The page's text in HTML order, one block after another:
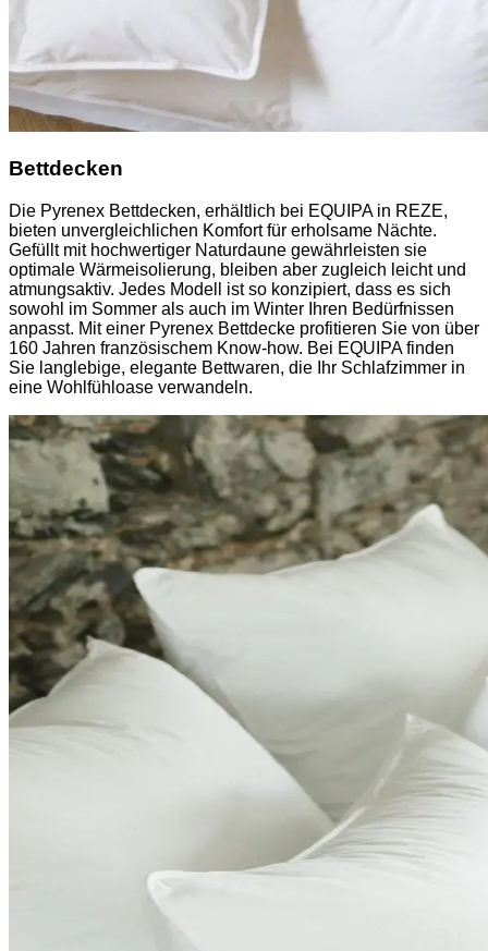
Bettdecken
Die Pyrenex Bettdecken, erhältlich bei EQUIPA in REZE,
bieten unvergleichlichen Komfort für erholsame Nächte.
Gefüllt mit hochwertiger Naturdaune gewährleisten sie
optimale Wärmeisolierung, bleiben aber zugleich leicht und
atmungsaktiv. Jedes Modell ist so konzipiert, dass es sich
sowohl im Sommer als auch im Winter Ihren Bedürfnissen
anpasst. Mit einer Pyrenex Bettdecke profitieren Sie von über
160 Jahren französischem Know-how. Bei EQUIPA finden
Sie langlebige, elegante Bettwaren, die Ihr Schlafzimmer in
eine Wohlfühloase verwandeln.